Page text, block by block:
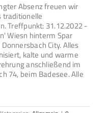
Absenz freuen wir
traditionelle
Treffpunkt: 31.12.2022 -
Wiesn hinterm Spar
City. Alles
kalte und warme
anschließend im
74, beim Badesee. Alle